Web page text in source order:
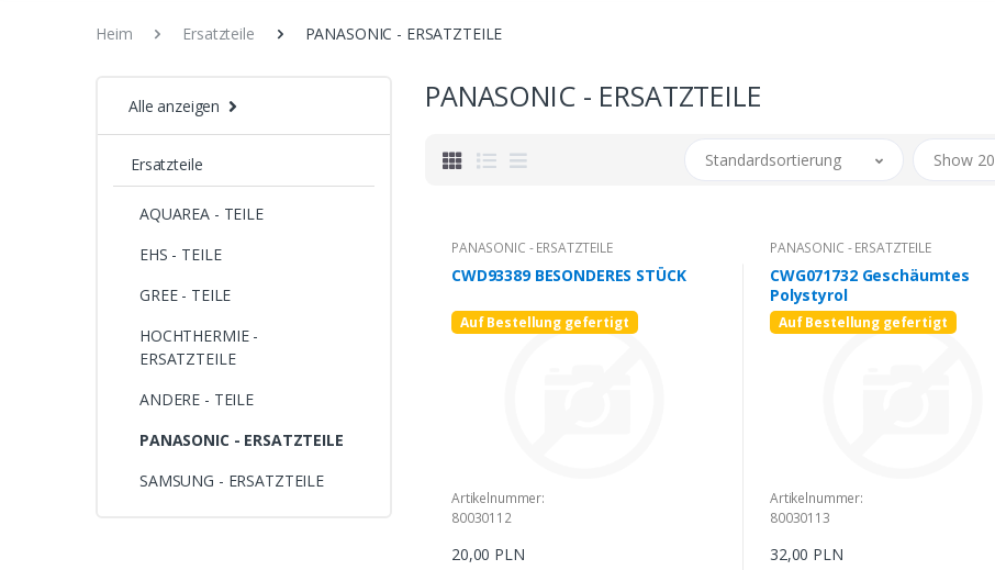
Heim Ersatzteile PANASONIC - ERSATZTEILE
Alle anzeigen
Ersatzteile
AQUAREA - TEILE
EHS - TEILE
GREE - TEILE
HOCHTHERMIE -
ERSATZTEILE
ANDERE - TEILE
PANASONIC - ERSATZTEILE
SAMSUNG - ERSATZTEILE
PANASONIC - ERSATZTEILE
Standardsortierung Show 20
PANASONIC - ERSATZTEILE
CWD93389 BESONDERES STÜCK
Auf Bestellung gefertigt
Artikelnummer:
80030112
20,00 PLN
PANASONIC - ERSATZTEILE
CWG071732 Geschäumtes
Polystyrol
Auf Bestellung gefertigt
Artikelnummer:
80030113
32,00 PLN